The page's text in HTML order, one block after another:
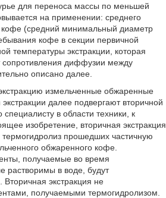
для переноса массы по меньшей
на применении: среднего
кофе (средний минимальный диаметр
кофе в секции первичной
температуры экстракции, которая
диффузии между
описано далее.
измельченные обжаренные
далее подвергают вторичной
специалисту в области техники, к
изобретение, вторичная экстракция
термогидролиз прошедших частичную
обжаренного кофе.
получаемые во время
растворимы в воде, будут
Вторичная экстракция не
получаемыми термогидролизом.